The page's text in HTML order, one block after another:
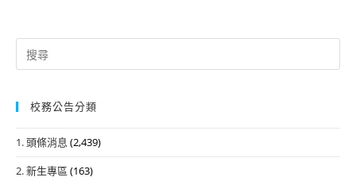
Search
for:
校務公告分類
1. 頭條消息 (2,439)
2. 新生專區 (163)